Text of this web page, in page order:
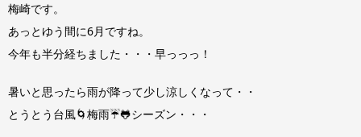
梅崎です。
あっとゆう間に6月ですね。
今年も半分経ちました・・・早っっっ！
暑いと思ったら雨が降って少し涼しくなって・・
とうとう台風🌀梅雨☔🐸シーズン・・・